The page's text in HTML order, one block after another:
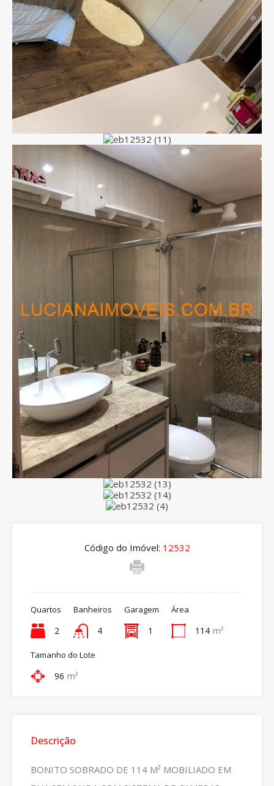
Código do Imóvel: 12532
Quartos
2
Banheiros
4
Garagem
1
Área
114 m²
Tamanho do Lote
96 m²
Descrição
BONITO SOBRADO DE 114 M² MOBILIADO EM